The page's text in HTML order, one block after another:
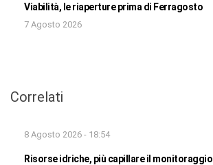
Viabilità, le riaperture prima di Ferragosto
7 Agosto 2026
Correlati
8 Agosto 2026 - 18:54
Risorse idriche, più capillare il monitoraggio